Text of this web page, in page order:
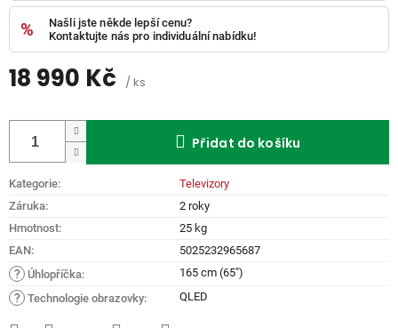
Našli jste někde lepší cenu?
Kontaktujte nás pro individuální nabídku!
18 990 Kč / ks
cena:
Kategorie:
Televizory
Záruka:
2 roky
Hmotnost:
25 kg
EAN: 5025232965687
? Úhlopříčka: 165 cm (65")
? Technologie obrazovky: QLED
Přidat do košíku